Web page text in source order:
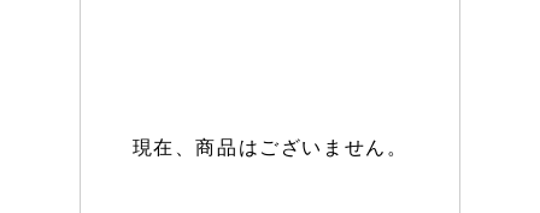
現在、商品はございません。